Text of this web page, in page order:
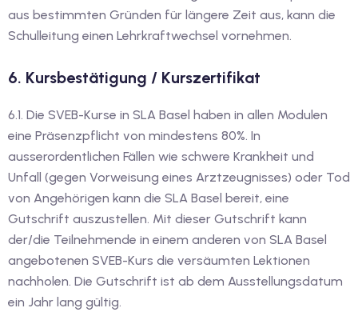
mit Gutschein
mit
den fide-Test
aus bestimmten Gründen für längere Zeit aus, kann die
Schulleitung einen Lehrkraftwechsel vornehmen.
6. Kursbestätigung / Kurszertifikat
6.1. Die SVEB-Kurse in SLA Basel haben in allen Modulen
eine Präsenzpflicht von mindestens 80%. In
ausserordentlichen Fällen wie schwere Krankheit und
Unfall (gegen Vorweisung eines Arztzeugnisses) oder Tod
von Angehörigen kann die SLA Basel bereit, eine
Gutschrift auszustellen. Mit dieser Gutschrift kann
der/die Teilnehmende in einem anderen von SLA Basel
angebotenen SVEB-Kurs die versäumten Lektionen
nachholen. Die Gutschrift ist ab dem Ausstellungsdatum
ein Jahr lang gültig.